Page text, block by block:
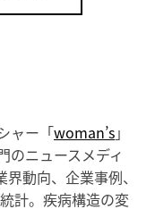
ャー「woman’s」
のニュースメディ
動向、企業事例、
計。疾病構造の変